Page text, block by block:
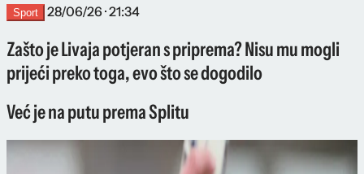
Sport 28/06/26 · 21:34
Zašto je Livaja potjeran s priprema? Nisu mu mogli
prijeći preko toga, evo što se dogodilo
Već je na putu prema Splitu